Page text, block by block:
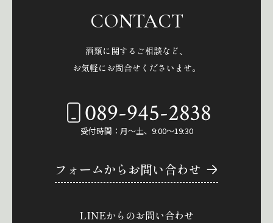
CONTACT
酒類に関するご相談など、
お気軽にお問合せくださいませ。
089-945-2838
受付時間：月～土、9:00～19:30
フォームからお問い合わせ
LINEからのお問い合わせ